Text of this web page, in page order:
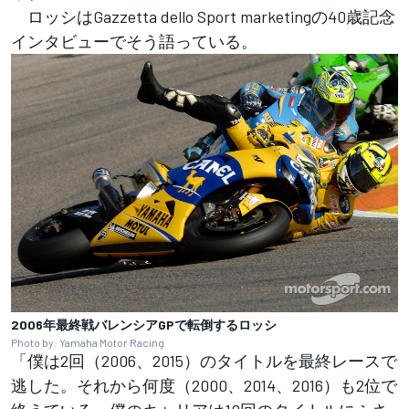
ロッシはGazzetta dello Sport marketingの40歳記念
インタビューでそう語っている。
2006年最終戦バレンシアGPで転倒するロッシ
Photo by: Yamaha Motor Racing
「僕は2回（2006、2015）のタイトルを最終レースで
逃した。それから何度（2000、2014、2016）も2位で